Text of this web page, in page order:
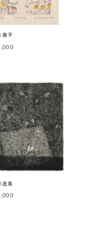
容子
忠良